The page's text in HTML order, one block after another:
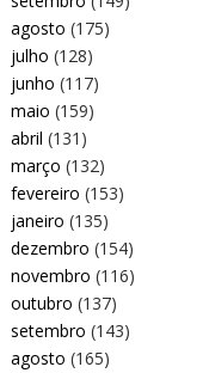
agosto (175)
julho (128)
junho (117)
maio (159)
abril (131)
março (132)
fevereiro (153)
janeiro (135)
dezembro (154)
novembro (116)
outubro (137)
setembro (143)
agosto (165)